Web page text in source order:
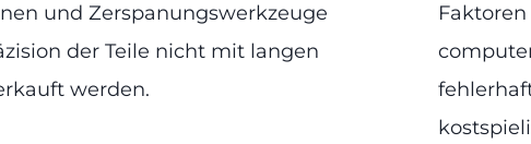
und Zerspanungswerkzeuge
der Teile nicht mit langen
werden.